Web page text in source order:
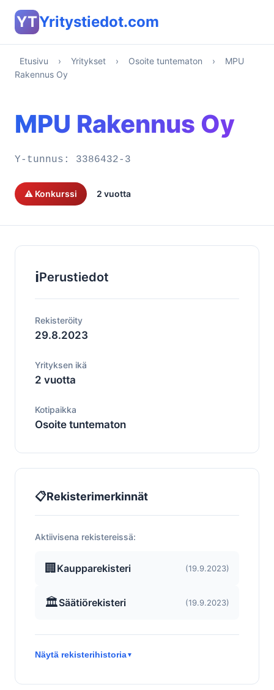
YTYritystiedot.com
Etusivu › Yritykset › Osoite tuntematon ›
MPU
Rakennus Oy
MPU Rakennus Oy
Y-tunnus: 3386432-3
⚠️ Konkurssi 2 vuotta
ℹ️Perustiedot
Rekisteröity
29.8.2023
Yrityksen ikä
2 vuotta
Kotipaikka
Osoite tuntematon
📋Rekisterimerkinnät
Aktiivisena rekistereissä:
🏢 Kaupparekisteri (19.9.2023)
🏛️Säätiörekisteri (19.9.2023)
Näytä rekisterihistoria▼